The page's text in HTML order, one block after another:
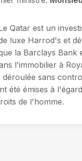
Qatar est un
luxe Harrod's et
la Barclays
l'immobilier à
sans
été émises à
de l'homme.